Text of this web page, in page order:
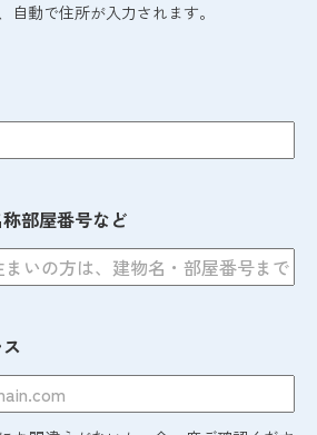
動で住所が入力されます。
部屋番号など